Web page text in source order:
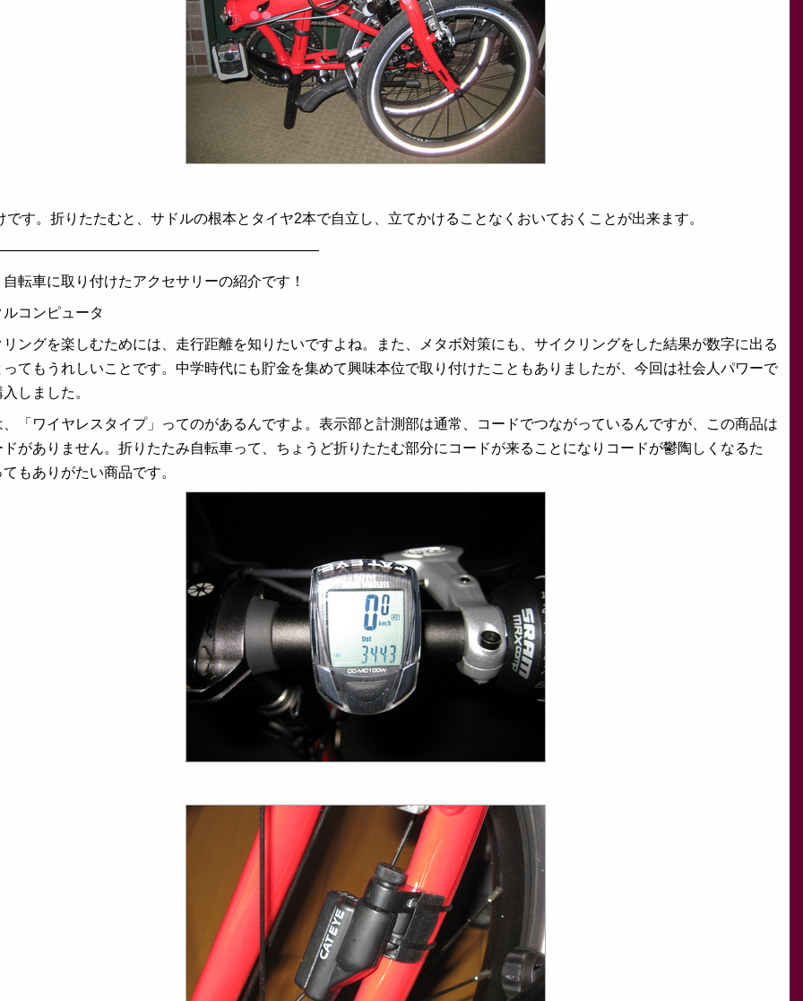
す。折りたたむと、サドルの根本とタイヤ2本で自立し、立てかけることなくおいておくことが出来ます。
転車に取り付けたアクセサリーの紹介です！
コンピュータ
ングを楽しむためには、走行距離を知りたいですよね。また、メタボ対策にも、サイクリングをした結果が数字に出る
てもうれしいことです。中学時代にも貯金を集めて興味本位で取り付けたこともありましたが、今回は社会人パワーで
しました。
「ワイヤレスタイプ」ってのがあるんですよ。表示部と計測部は通常、コードでつながっているんですが、この商品は
がありません。折りたたみ自転車って、ちょうど折りたたむ部分にコードが来ることになりコードが鬱陶しくなるた
もありがたい商品です。